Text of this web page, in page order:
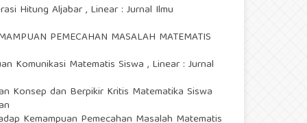
Hitung Aljabar, Linear : Jurnal Ilmu
PEMECAHAN MASALAH MATEMATIS
Komunikasi Matematis Siswa , Linear : Jurnal
Konsep dan Berpikir Kritis Matematika Siswa
Kemampuan Pemecahan Masalah Matematis